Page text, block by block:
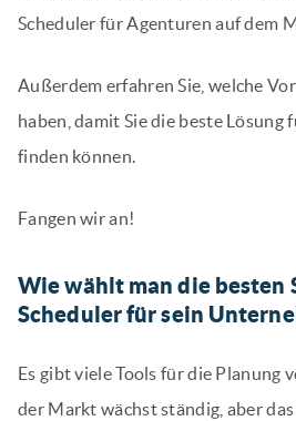
Scheduler für Agenturen auf dem
Außerdem erfahren Sie, welche
haben, damit Sie die beste
finden können.
Fangen wir an!
Wie wählt man die besten
Scheduler für sein
Es gibt viele Tools für die Planung
der Markt wächst ständig, aber